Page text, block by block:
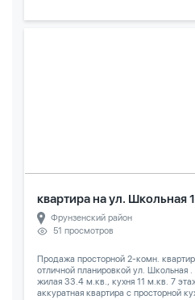
квартира на ул. Школьная
Фрунзенский район
51 просмотров
Продажа просторной 2-комн.
отличной планировкой ул.
жилая 33.4 м.кв., кухня 11 м.кв. 7
аккуратная квартира с просторной